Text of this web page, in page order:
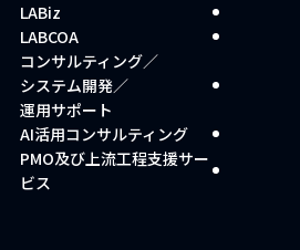
LABiz
LABCOA
コンサルティング／
システム開発／
運用サポート
AI活用コンサルティング
PMO及び上流工程支援サー
ビス